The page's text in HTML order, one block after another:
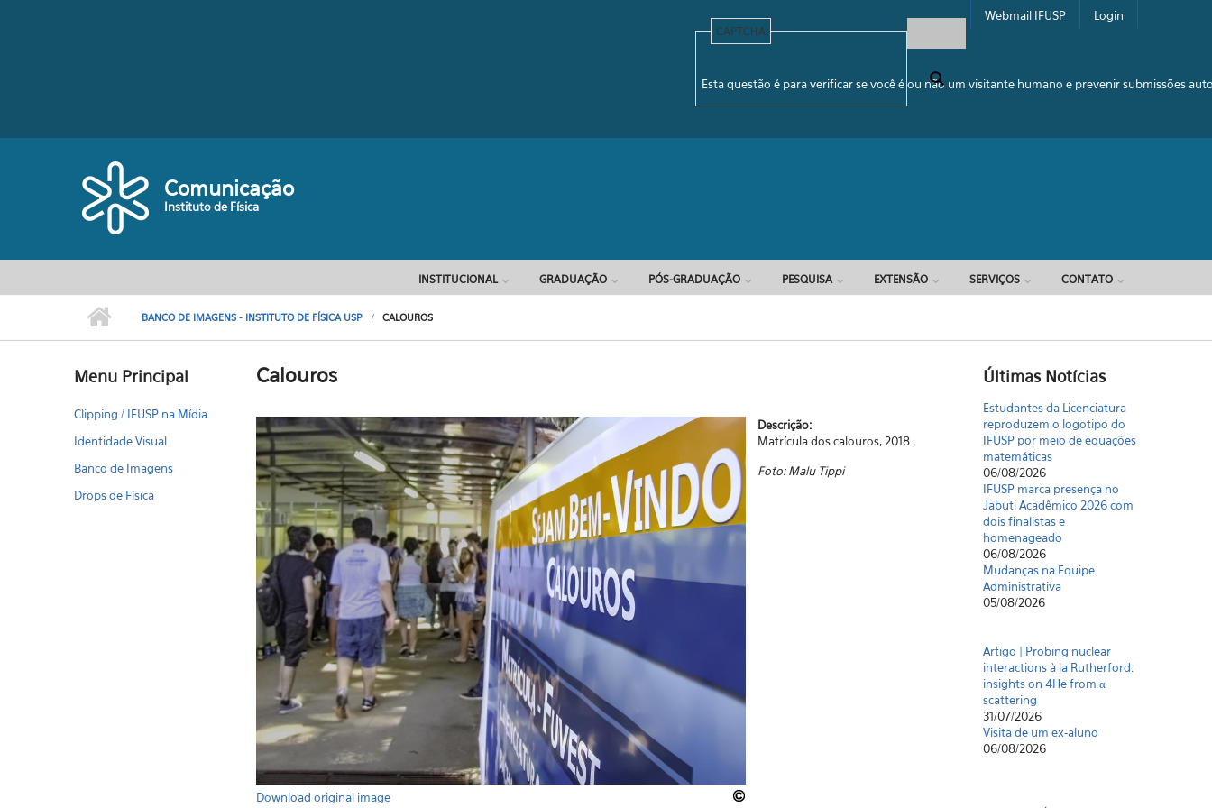
Formulário de busca
CAPTCHA
Esta questão é para verificar se você é ou não um visitante humano e prevenir submissões
Webmail IFUSP Login
Comunicação
Instituto de Física
INSTITUCIONAL GRADUAÇÃO PÓS-GRADUAÇÃO PESQUISA EXTENSÃO SERVIÇOS CONTATO
BANCO DE IMAGENS - INSTITUTO DE FÍSICA USP CALOUROS
Menu Principal
Clipping / IFUSP na Mídia
Identidade Visual
Banco de Imagens
Drops de Física
Calouros
Download original image
Descrição:
Matrícula dos calouros, 2018.
Foto: Malu Tippi
Últimas Notícias
Estudantes da Licenciatura
reproduzem o logotipo do
IFUSP por meio de equações
matemáticas
06/08/2026
IFUSP marca presença no
Jabuti Acadêmico 2026 com
dois finalistas e
homenageado
06/08/2026
Mudanças na Equipe
Administrativa
05/08/2026
Artigo | Probing nuclear
interactions à la Rutherford:
insights on 4He from α
scattering
31/07/2026
Visita de um ex-aluno
06/08/2026